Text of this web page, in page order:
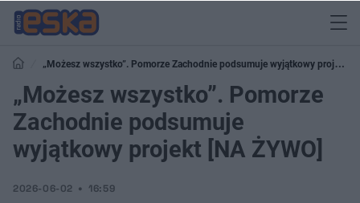
„Możesz wszystko”. Pomorze Zachodnie podsumuje wyjątkowy projekt
[NA ŻYWO]
„Możesz wszystko”. Pomorze
Zachodnie podsumuje
wyjątkowy projekt [NA ŻYWO]
2026-06-02 16:59